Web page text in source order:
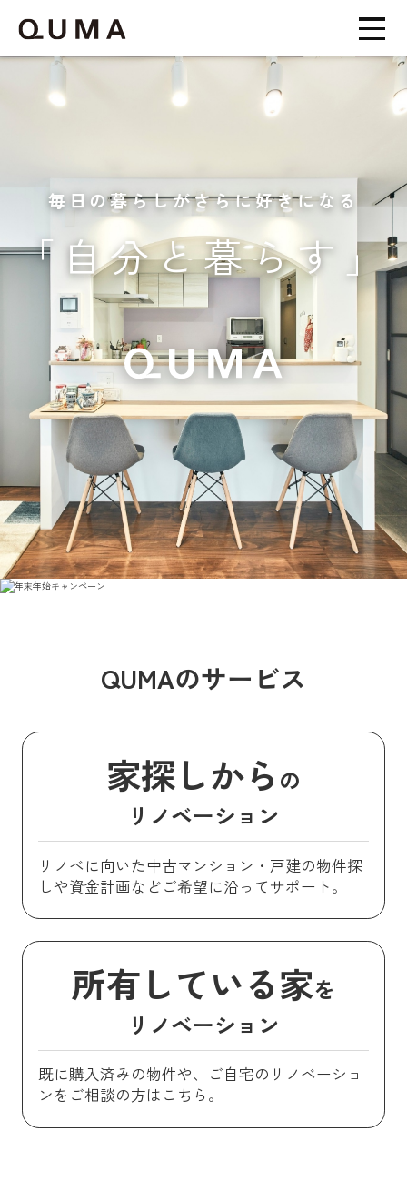
毎日の暮らしがさらに好きになる
「自分と暮らす」
QUMAのサービス
家探しから の
リノベーション
リノベに向いた中古マンション・戸建の物件探
しや資金計画などご希望に沿ってサポート。
所有している家を
リノベーション
既に購入済みの物件や、ご自宅のリノベーショ
ンをご相談の方はこちら。